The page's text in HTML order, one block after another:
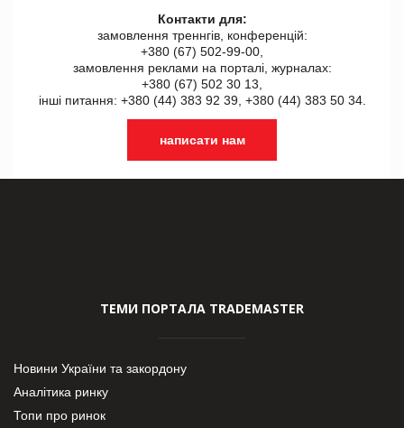
Контакти для:
замовлення треннгів, конференцій:
+380 (67) 502-99-00,
замовлення реклами на порталі, журналах:
+380 (67) 502 30 13,
інші питання: +380 (44) 383 92 39, +380 (44) 383 50 34.
написати нам
ТЕМИ ПОРТАЛА TRADEMASTER
Новини України та закордону
Аналітика ринку
Топи про ринок